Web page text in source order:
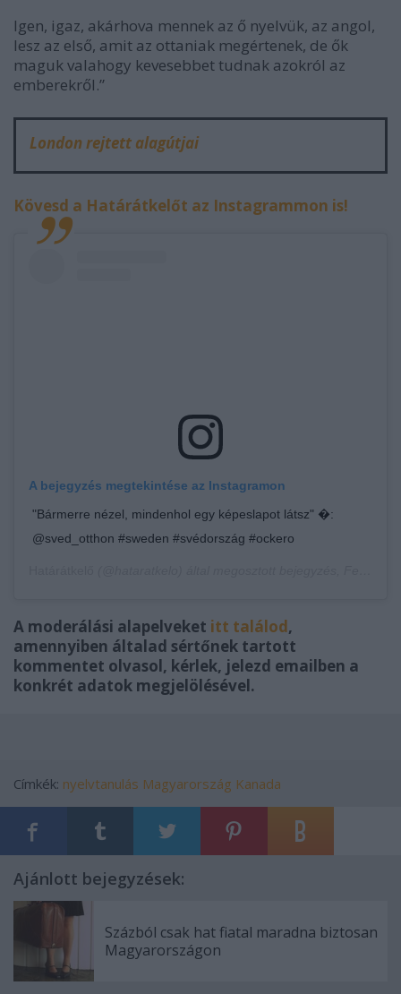
Igen, igaz, akárhova mennek az ő nyelvük, az angol,
lesz az első, amit az ottaniak megértenek, de ők
maguk valahogy kevesebbet tudnak azokról az
emberekről.”
London rejtett alagútjai
Kövesd a Határátkelőt az Instagrammon is!
A bejegyzés megtekintése az Instagramon
"Bármerre nézel, mindenhol egy képeslapot látsz" �:
@sved_otthon #sweden #svédország #ockero
A moderálási alapelveket itt találod,
amennyiben általad sértőnek tartott
kommentet olvasol, kérlek, jelezd emailben a
konkrét adatok megjelölésével.
Címkék: nyelvtanulás Magyarország Kanada
Ajánlott bejegyzések:
Százból csak hat fiatal maradna biztosan
Magyarországon